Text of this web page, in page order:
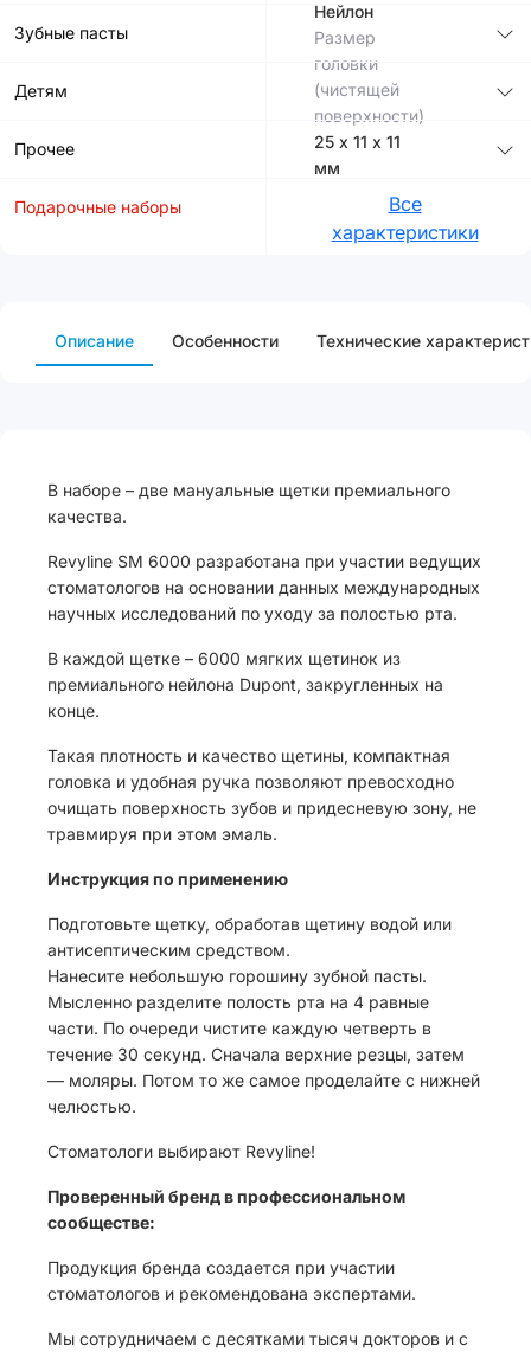
Зубные пасты
Детям
Прочее
Подарочные наборы
Нейлон
Размер
головки
(чистящей
поверхности)
25 х 11 х 11
мм
Все
характеристики
Описание Особенности Технические
В наборе – две мануальные щетки премиального
качества.
Revyline SM 6000 разработана при участии ведущих
стоматологов на основании данных международных
научных исследований по уходу за полостью рта.
В каждой щетке – 6000 мягких щетинок из
премиального нейлона Dupont, закругленных на
конце.
Такая плотность и качество щетины, компактная
головка и удобная ручка позволяют превосходно
очищать поверхность зубов и придесневую зону, не
травмируя при этом эмаль.
Инструкция по применению
Подготовьте щетку, обработав щетину водой или
антисептическим средством.
Нанесите небольшую горошину зубной пасты.
Мысленно разделите полость рта на 4 равные
части. По очереди чистите каждую четверть в
течение 30 секунд. Сначала верхние резцы, затем
— моляры. Потом то же самое проделайте с нижней
челюстью.
Стоматологи выбирают Revyline!
Проверенный бренд в профессиональном
сообществе:
Продукция бренда создается при участии
стоматологов и рекомендована экспертами.
Мы сотрудничаем с десятками тысяч докторов и с